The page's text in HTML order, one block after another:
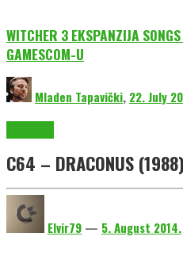
WITCHER 3 EKSPANZIJA
GAMESCOM-U
Mladen Tapavički, 22. July
C64 – DRACONUS (1988)
Elvir79 — 5. August 2014.